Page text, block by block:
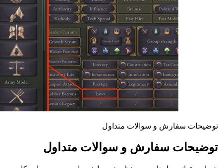
توضیحات سفارش و سوالات متداول
توضیحات سفارش و سوالات متداول